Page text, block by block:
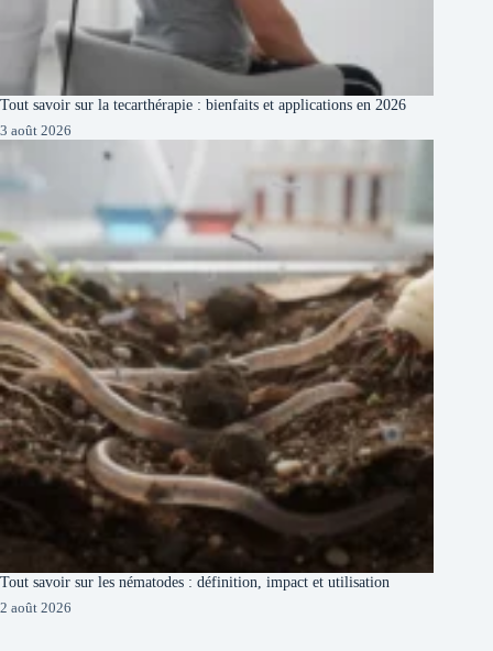
Tout savoir sur la tecarthérapie : bienfaits et applications en 2026
3 août 2026
Tout savoir sur les nématodes : définition, impact et utilisation
2 août 2026